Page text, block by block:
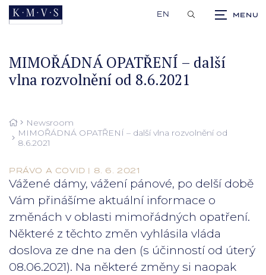
EN
MIMOŘÁDNÁ OPATŘENÍ – další
vlna rozvolnění od 8.6.2021
Newsroom
MIMOŘÁDNÁ OPATŘENÍ – další vlna rozvolnění od
8.6.2021
PRÁVO A COVID | 8. 6. 2021
Vážené dámy, vážení pánové, po delší době
Vám přinášíme aktuální informace o
změnách v oblasti mimořádných opatření.
Některé z těchto změn vyhlásila vláda
doslova ze dne na den (s účinností od úterý
08.06.2021). Na některé změny si naopak